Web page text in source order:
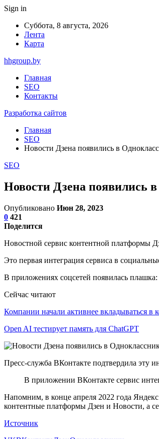
Sign in
Суббота, 8 августа, 2026
Лента
Карта
hhgroup.by
Главная
SEO
Контакты
Разработка сайтов
Главная
SEO
Новости Дзена появились в
SEO
Новости Дзена появились
Опубликовано Июн 28, 2023
0 421
Поделится
Новостной сервис контентной платформы
Это первая интеграция сервиса в
В приложениях соцсетей появилась
Сейчас читают
Компании начали активнее вкладываться в
Open AI тестирует память для ChatGPT
Пресс-служба ВКонтакте подтвердила эту
В приложении ВКонтакте сервис
Напомним, в конце апреля 2022 года
контентные платформы Дзен и Новости, а
Источник